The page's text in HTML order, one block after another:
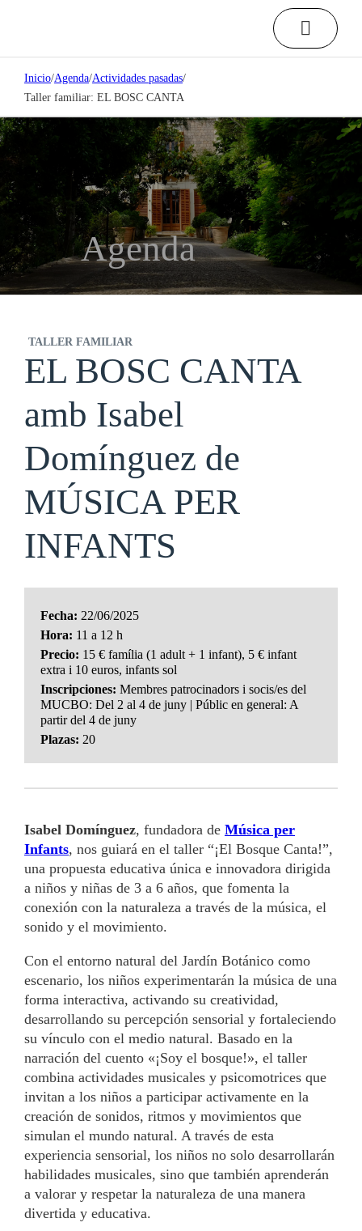
Inicio/Agenda/Actividades pasadas/
Taller familiar: EL BOSC CANTA
Agenda
TALLER FAMILIAR
EL BOSC CANTA
amb Isabel
Domínguez de
MÚSICA PER
INFANTS
Fecha: 22/06/2025
Hora: 11 a 12 h
Precio: 15 € família (1 adult + 1 infant), 5 € infant
extra i 10 euros, infants sol
Inscripciones: Membres patrocinadors i socis/es del
MUCBO: Del 2 al 4 de juny | Públic en general: A
partir del 4 de juny
Plazas: 20
Isabel Domínguez, fundadora de Música per
Infants, nos guiará en el taller “¡El Bosque Canta!”,
una propuesta educativa única e innovadora dirigida
a niños y niñas de 3 a 6 años, que fomenta la
conexión con la naturaleza a través de la música, el
sonido y el movimiento.
Con el entorno natural del Jardín Botánico como
escenario, los niños experimentarán la música de una
forma interactiva, activando su creatividad,
desarrollando su percepción sensorial y fortaleciendo
su vínculo con el medio natural. Basado en la
narración del cuento «¡Soy el bosque!», el taller
combina actividades musicales y psicomotrices que
invitan a los niños a participar activamente en la
creación de sonidos, ritmos y movimientos que
simulan el mundo natural. A través de esta
experiencia sensorial, los niños no solo desarrollarán
habilidades musicales, sino que también aprenderán
a valorar y respetar la naturaleza de una manera
divertida y educativa.